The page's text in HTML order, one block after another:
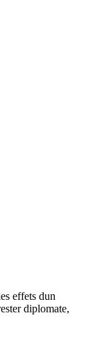
effets dun
diplomate,